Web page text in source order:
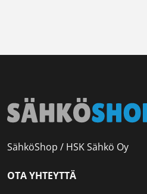
SähköShop / HSK Sähkö Oy
OTA YHTEYTTÄ